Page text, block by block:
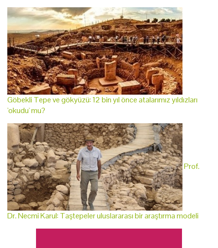
Göbekli Tepe ve gökyüzü: 12 bin yıl önce atalarımız yıldızları
'okudu' mu?
Prof.
Dr. Necmi Karul: Taştepeler uluslararası bir araştırma modeli